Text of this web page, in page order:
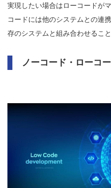
実現したい場合はローコードが
コードには他のシステムとの連
存のシステムと組み合わせること
ノーコード・ローコ